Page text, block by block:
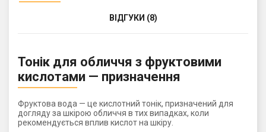
ВІДГУКИ (8)
Тонік для обличчя з фруктовими
кислотами — призначення
Фруктова вода — це кислотний тонік, призначений для
догляду за шкірою обличчя в тих випадках, коли
рекомендується вплив кислот на шкіру.